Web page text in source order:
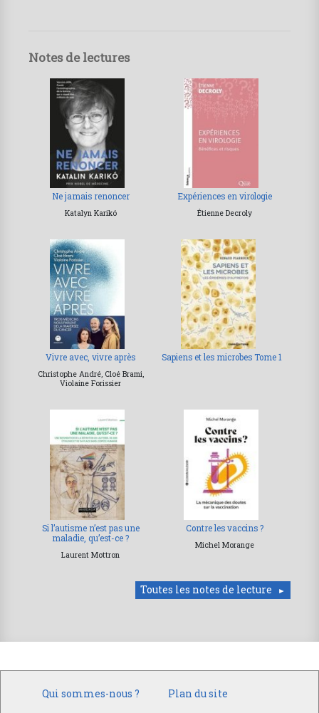
Notes de lectures
Ne jamais renoncer
Katalyn Karikó
Expériences en virologie
Étienne Decroly
Vivre avec, vivre après
Christophe André, Cloé Brami,
Violaine Forissier
Sapiens et les microbes Tome 1
Si l’autisme n’est pas une
maladie, qu’est-ce ?
Laurent Mottron
Contre les vaccins ?
Michel Morange
Toutes les notes de lecture
Qui sommes-nous ? Plan du site